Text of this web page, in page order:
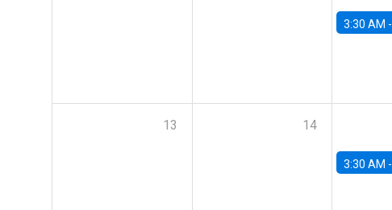
3:30 AM -
13 14
3:30 AM -